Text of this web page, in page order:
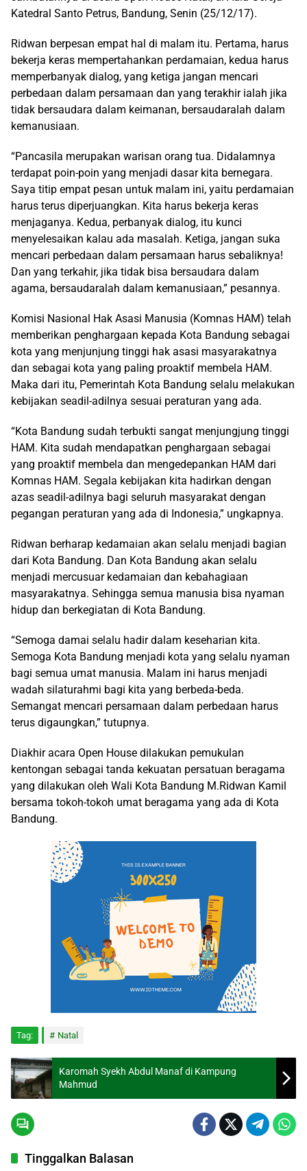
Katedral Santo Petrus, Bandung, Senin (25/12/17).
Ridwan berpesan empat hal di malam itu. Pertama, harus
bekerja keras mempertahankan perdamaian, kedua harus
memperbanyak dialog, yang ketiga jangan mencari
perbedaan dalam persamaan dan yang terakhir ialah jika
tidak bersaudara dalam keimanan, bersaudaralah dalam
kemanusiaan.
“Pancasila merupakan warisan orang tua. Didalamnya
terdapat poin-poin yang menjadi dasar kita bernegara.
Saya titip empat pesan untuk malam ini, yaitu perdamaian
harus terus diperjuangkan. Kita harus bekerja keras
menjaganya. Kedua, perbanyak dialog, itu kunci
menyelesaikan kalau ada masalah. Ketiga, jangan suka
mencari perbedaan dalam persamaan harus sebaliknya!
Dan yang terkahir, jika tidak bisa bersaudara dalam
agama, bersaudaralah dalam kemanusiaan,” pesannya.
Komisi Nasional Hak Asasi Manusia (Komnas HAM) telah
memberikan penghargaan kepada Kota Bandung sebagai
kota yang menjunjung tinggi hak asasi masyarakatnya
dan sebagai kota yang paling proaktif membela HAM.
Maka dari itu, Pemerintah Kota Bandung selalu melakukan
kebijakan seadil-adilnya sesuai peraturan yang ada.
“Kota Bandung sudah terbukti sangat menjungjung tinggi
HAM. Kita sudah mendapatkan penghargaan sebagai
yang proaktif membela dan mengedepankan HAM dari
Komnas HAM. Segala kebijakan kita hadirkan dengan
azas seadil-adilnya bagi seluruh masyarakat dengan
pegangan peraturan yang ada di Indonesia,” ungkapnya.
Ridwan berharap kedamaian akan selalu menjadi bagian
dari Kota Bandung. Dan Kota Bandung akan selalu
menjadi mercusuar kedamaian dan kebahagiaan
masyarakatnya. Sehingga semua manusia bisa nyaman
hidup dan berkegiatan di Kota Bandung.
“Semoga damai selalu hadir dalam keseharian kita.
Semoga Kota Bandung menjadi kota yang selalu nyaman
bagi semua umat manusia. Malam ini harus menjadi
wadah silaturahmi bagi kita yang berbeda-beda.
Semangat mencari persamaan dalam perbedaan harus
terus digaungkan,” tutupnya.
Diakhir acara Open House dilakukan pemukulan
kentongan sebagai tanda kekuatan persatuan beragama
yang dilakukan oleh Wali Kota Bandung M.Ridwan Kamil
bersama tokoh-tokoh umat beragama yang ada di Kota
Bandung.
Tag: Natal
Karomah Syekh Abdul Manaf di Kampung
Mahmud
Tinggalkan Balasan